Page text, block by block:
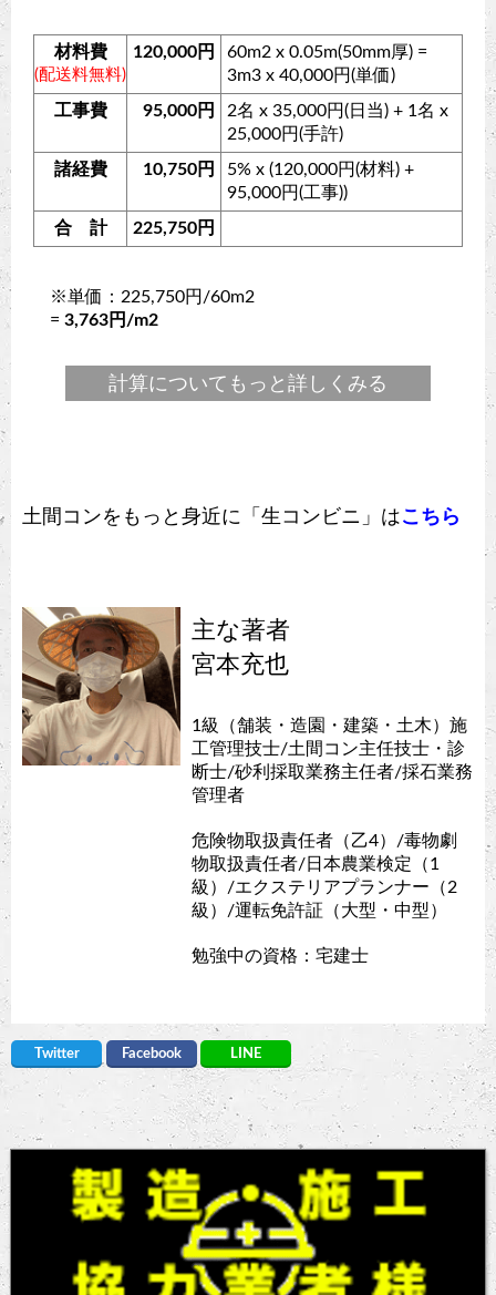
材料費
(配送料無料)
120,000円
60m2 x 0.05m(50mm厚) =
3m3 x 40,000円(単価)
工事費
95,000円
2名 x 35,000円(日当) + 1名 x
25,000円(手許)
諸経費
10,750円
5% x (120,000円(材料) +
95,000円(工事))
合 計
225,750円
※単価：225,750円/60m2
= 3,763円/m2
計算についてもっと詳しくみる
土間コンをもっと身近に「生コンビニ」はこちら
主な著者
宮本充也
1級（舗装・造園・建築・土木）施
工管理技士/土間コン主任技士・診
断士/砂利採取業務主任者/採石業務
管理者
危険物取扱責任者（乙4）/毒物劇
物取扱責任者/日本農業検定（1
級）/エクステリアプランナー（2
級）/運転免許証（大型・中型）
勉強中の資格：宅建士
Twitter Facebook LINE